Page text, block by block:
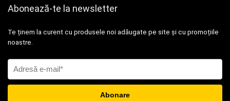
Abonează-te la newsletter
Te ținem la curent cu produsele noi adăugate pe site și cu promoțiile
noastre.